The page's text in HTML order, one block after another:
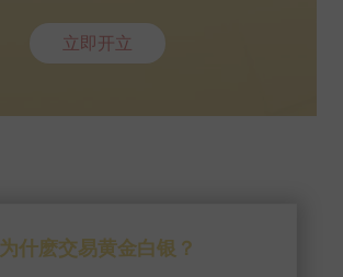
立即开立
为什麽交易黄金白银？